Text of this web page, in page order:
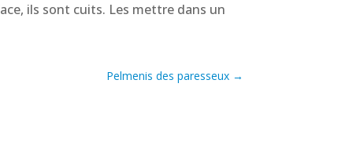
ils sont cuits. Les mettre dans un
Pelmenis des paresseux→